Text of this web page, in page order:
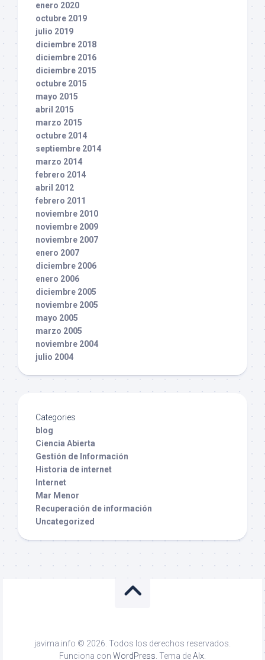
enero 2020
octubre 2019
julio 2019
diciembre 2018
diciembre 2016
diciembre 2015
octubre 2015
mayo 2015
abril 2015
marzo 2015
octubre 2014
septiembre 2014
marzo 2014
febrero 2014
abril 2012
febrero 2011
noviembre 2010
noviembre 2009
noviembre 2007
enero 2007
diciembre 2006
enero 2006
diciembre 2005
noviembre 2005
mayo 2005
marzo 2005
noviembre 2004
julio 2004
Categories
blog
Ciencia Abierta
Gestión de Información
Historia de internet
Internet
Mar Menor
Recuperación de información
Uncategorized
javima.info © 2026. Todos los derechos reservados.
Funciona con WordPress . Tema deAlx